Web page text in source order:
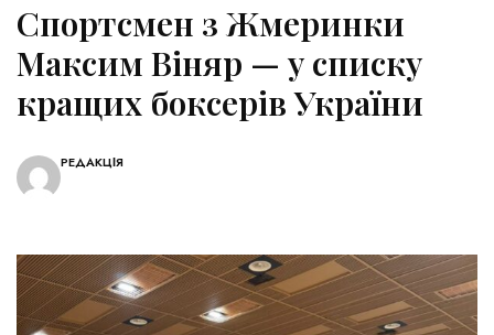
Спортсмен з Жмеринки
Максим Віняр — у списку
кращих боксерів України
РЕДАКЦІЯ